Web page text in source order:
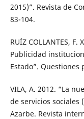
2015)”. Revista de
83-104.
RUÍZ COLLANTES,
Publicidad
Estado”.
VILA, A. 2012. “La
de servicios sociales
Azarbe. Revista